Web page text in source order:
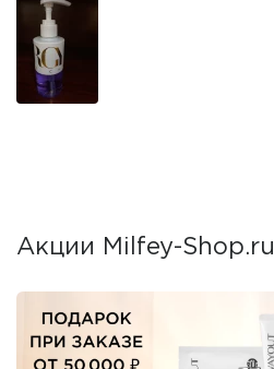
Акции Milfey-Shop.ru